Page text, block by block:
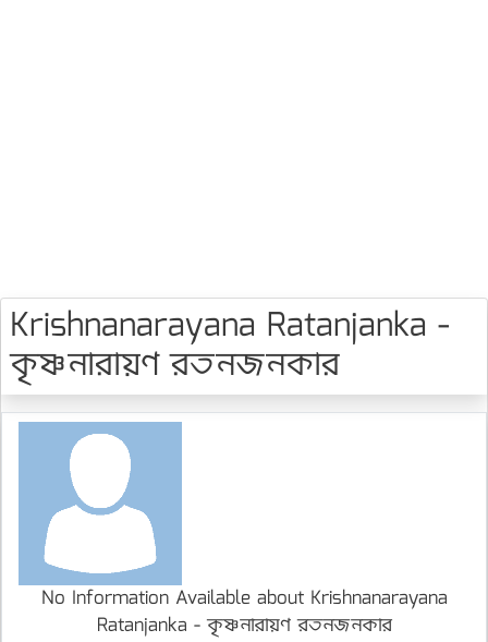
Krishnanarayana Ratanjanka -
কৃষ্ণনারায়ণ রতনজনকার
No Information Available about Krishnanarayana
Ratanjanka - কৃষ্ণনারায়ণ রতনজনকার